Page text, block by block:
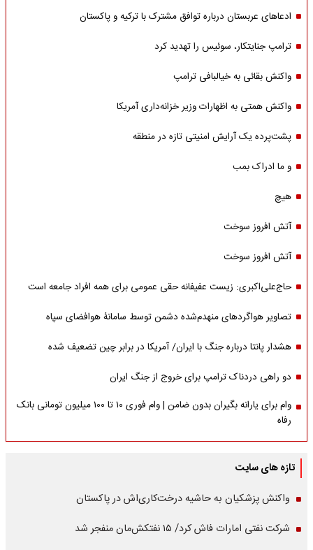
ادعاهای عربستان درباره توافق مشترک با ترکیه و پاکستان
ترامپ جنایتکار، سوئیس را تهدید کرد
واکنش بقائی به خیالبافی ترامپ
واکنش همتی به اظهارات وزیر خزانه‌داری آمریکا
پشت‌پرده یک آرایش امنیتی تازه در منطقه
و ما ادراک بمب
هیچ
آتش افروز سوخت
آتش افروز سوخت
حاج‌علی‌اکبری: زیست عفیفانه حقی عمومی برای همه افراد جامعه است
تصاویر هواگردهای منهدم‌شده دشمن توسط سامانۀ هوافضای سپاه
هشدار پانتا درباره جنگ با ایران/ آمریکا در برابر چین تضعیف شده
دو راهی دردناک ترامپ برای خروج از جنگ ایران
وام برای یارانه بگیران بدون ضامن | وام فوری ۱۰ تا ۱۰۰ میلیون تومانی بانک
رفاه
تازه های سایت
واکنش پزشکیان به حاشیه درخت‌کاری‌اش در پاکستان
شرکت نفتی امارات فاش کرد/ ۱۵ نفتکش‌مان منفجر شد